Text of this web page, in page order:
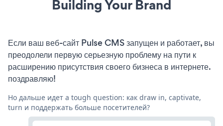
Building Your Brand
Если ваш веб-сайт Pulse CMS запущен и работает, вы
преодолели первую серьезную проблему на пути к
расширению присутствия своего бизнеса в интернете.
поздравляю!
Но дальше идет a tough question: как draw in, captivate,
turn и поддержать больше посетителей?